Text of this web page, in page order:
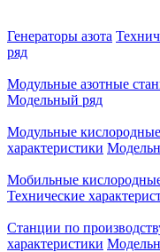
Генераторы азота
ряд
Модульные азотные
Модельный ряд
Модульные
характеристики
Мобильные
Технические
Станции по
характеристики